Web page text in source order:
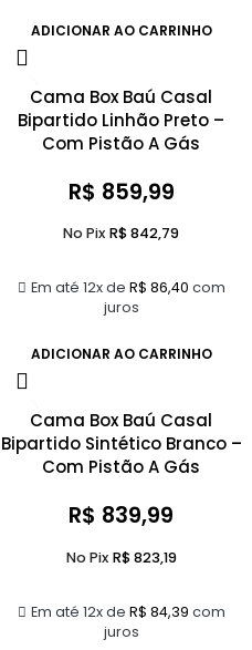
ADICIONAR AO CARRINHO
Cama Box Baú Casal
Bipartido Linhão Preto –
Com Pistão A Gás
R$ 859,99
Em até 12x de R$ 86,40 com
juros
No Pix R$842,79
ADICIONAR AO CARRINHO
Cama Box Baú Casal
Bipartido Sintético Branco –
Com Pistão A Gás
R$ 839,99
Em até 12x de R$ 84,39 com
juros
No Pix R$823,19